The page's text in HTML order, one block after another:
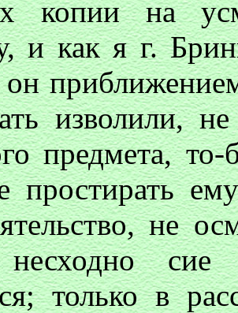
копии на
и как я г.
изволили,
предмета,
простирать
не
несходно сие
только в